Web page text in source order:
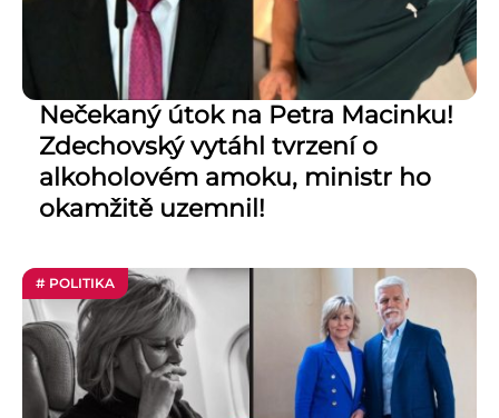
Nečekaný útok na Petra Macinku!
Zdechovský vytáhl tvrzení o
alkoholovém amoku, ministr ho
okamžitě uzemnil!
# POLITIKA